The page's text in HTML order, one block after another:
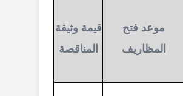
موعد فتح
المظاريف
قيمة وثيقة
المناقصة